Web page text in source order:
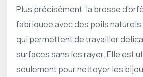
Plus précisément, la brosse
fabriquée avec des poils
qui permettent de travailler
surfaces sans les rayer. Elle est
seulement pour nettoyer les